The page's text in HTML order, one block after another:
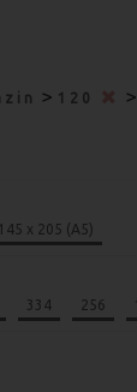
> 120 >
145 x 205 (A5)
334 256